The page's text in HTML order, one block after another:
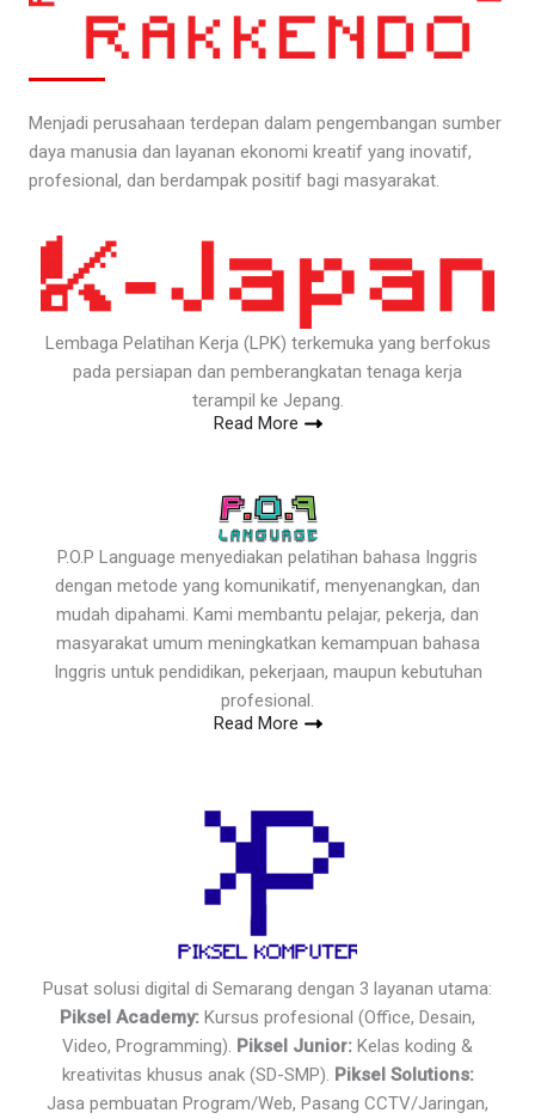
Menjadi perusahaan terdepan dalam pengembangan sumber
daya manusia dan layanan ekonomi kreatif yang inovatif,
profesional, dan berdampak positif bagi masyarakat.
Lembaga Pelatihan Kerja (LPK) terkemuka yang berfokus
pada persiapan dan pemberangkatan tenaga kerja
terampil ke Jepang.
Read More
P.O.P Language menyediakan pelatihan bahasa Inggris
dengan metode yang komunikatif, menyenangkan, dan
mudah dipahami. Kami membantu pelajar, pekerja, dan
masyarakat umum meningkatkan kemampuan bahasa
Inggris untuk pendidikan, pekerjaan, maupun kebutuhan
profesional.
Read More
Pusat solusi digital di Semarang dengan 3 layanan utama:
Piksel Academy: Kursus profesional (Office, Desain,
Video, Programming). Piksel Junior: Kelas koding &
kreativitas khusus anak (SD-SMP). Piksel Solutions:
Jasa pembuatan Program/Web, Pasang CCTV/Jaringan,